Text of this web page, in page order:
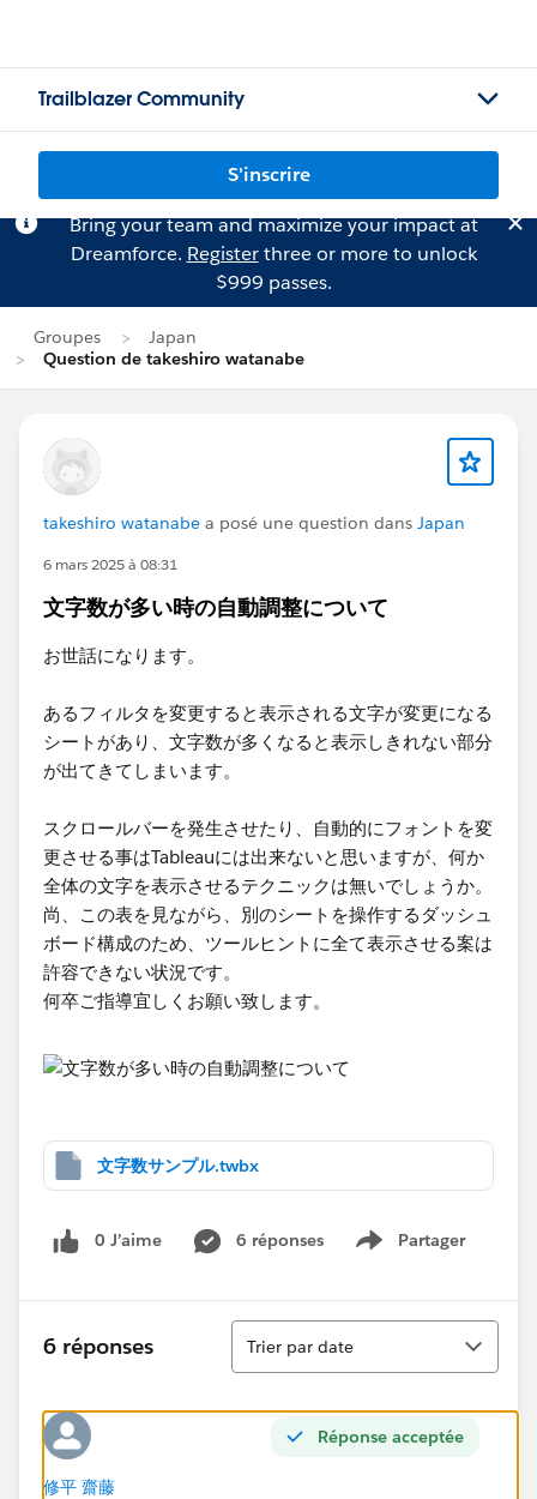
Trailblazer Community
S'inscrire
Bring your team and maximize your impact at
Dreamforce. Registerthree or more to unlock
$999 passes.
Groupes
Japan
Question de takeshiro watanabe
takeshiro watanabe a posé une question dans Japan
6 mars 2025 à 08:31
文字数が多い時の自動調整について
お世話になります。
あるフィルタを変更すると表示される文字が変更になる
シートがあり、文字数が多くなると表示しきれない部分
が出てきてしまいます。
スクロールバーを発生させたり、自動的にフォントを変
更させる事はTableauには出来ないと思いますが、何か
全体の文字を表示させるテクニックは無いでしょうか。
尚、この表を見ながら、別のシートを操作するダッシュ
ボード構成のため、ツールヒントに全て表示させる案は
許容できない状況です。
何卒ご指導宜しくお願い致します。
文字数サンプル.twbx
0 J’aime 6 réponses Partager
Show menu
6 réponses
Tri
Trier par date
Réponse acceptée
修平 齋藤